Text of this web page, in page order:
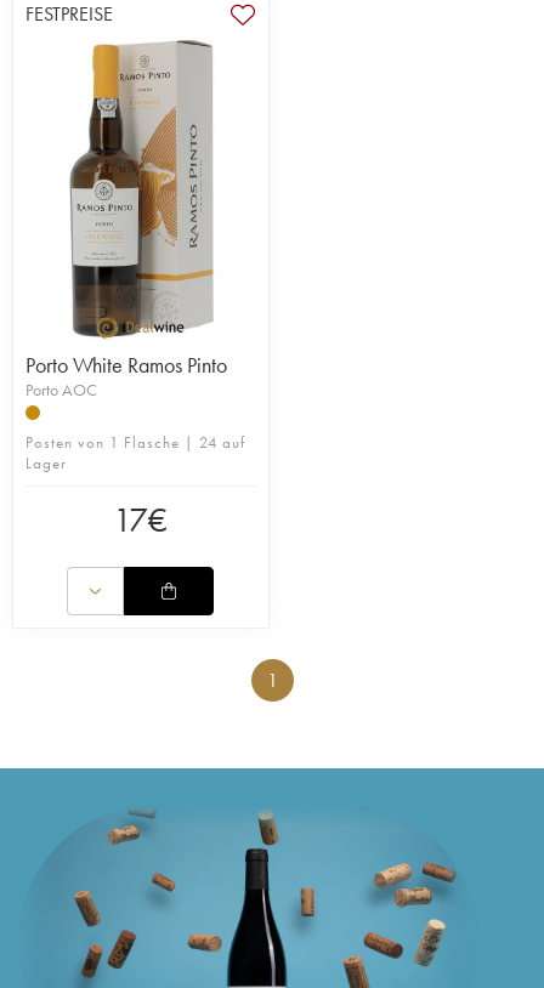
FESTPREISE
Porto White Ramos Pinto
Porto AOC
Posten von 1 Flasche | 24 auf
Lager
17€
1